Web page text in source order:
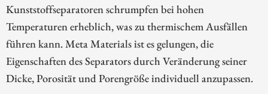
Kunststoffseparatoren schrumpfen bei hohen
Temperaturen erheblich, was zu thermischem Ausfällen
führen kann. Meta Materials ist es gelungen, die
Eigenschaften des Separators durch Veränderung seiner
Dicke, Porosität und Porengröße individuell anzupassen.